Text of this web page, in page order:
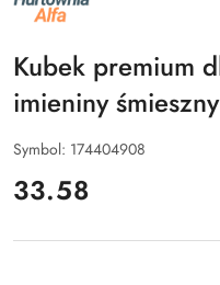
PRODUCENTA:
ALFA
Kubek premium
imieniny
Symbol: 174404908
cena:
33.58